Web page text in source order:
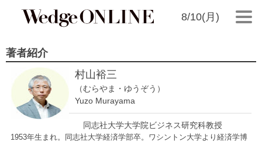
8/10(月)
著者紹介
村山裕三
（むらやま・ゆうぞう）
Yuzo Murayama
同志社大学大学院ビジネス研究科教授
1953年生まれ。同志社大学経済学部卒。ワシントン大学より経済学博